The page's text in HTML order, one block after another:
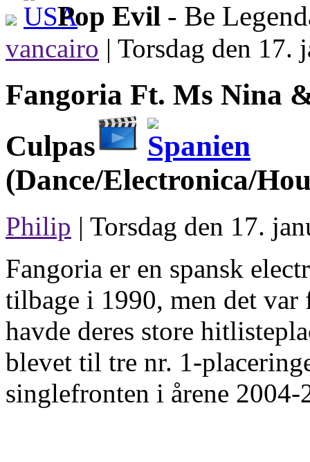
Pop Evil - Be
vancairo | Torsdag den 17.
Fangoria Ft. Ms Nina
Culpas
(Dance/Electronica/
Philip | Torsdag den 17.
Fangoria er en spansk
tilbage i 1990, men det
havde deres store
blevet til tre nr. 1-
singlefronten i årene 2004-